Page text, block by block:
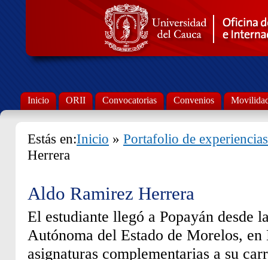
Inicio ORII Convocatorias Convenios
Estás en:Inicio » Portafolio de experiencias
Herrera
Aldo Ramirez Herrera
El estudiante llegó a Popayán desde
Autónoma del Estado de Morelos,
asignaturas complementarias a su